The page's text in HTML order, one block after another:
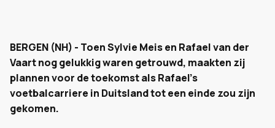
BERGEN (NH) - Toen Sylvie Meis en Rafael van der
Vaart nog gelukkig waren getrouwd, maakten zij
plannen voor de toekomst als Rafael's
voetbalcarriere in Duitsland tot een einde zou zijn
gekomen.